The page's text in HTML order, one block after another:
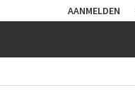
AANMELDEN